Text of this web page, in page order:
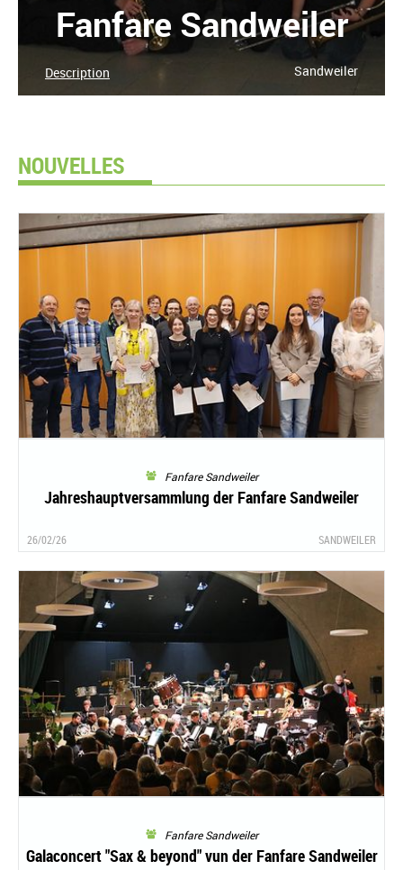
Fanfare Sandweiler
Sandweiler
Description
NOUVELLES
Fanfare Sandweiler
Jahreshauptversammlung der Fanfare Sandweiler
26/02/26 SANDWEILER
Fanfare Sandweiler
Galaconcert "Sax & beyond" vun der Fanfare Sandweiler